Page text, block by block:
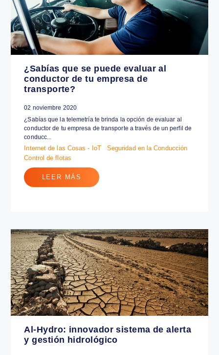
¿Sabías que se puede evaluar al
conductor de tu empresa de
transporte?
02 noviembre 2020
Internet de las Cosas - IoT
Seguridad en la Conducción
Control de flotas
LEER MÁS